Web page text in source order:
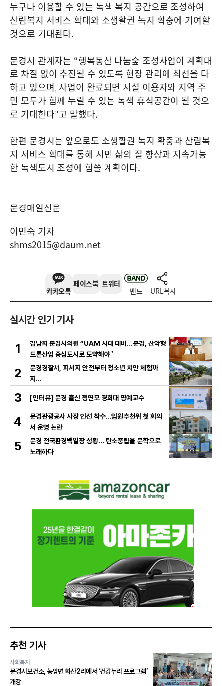
누구나 이용할 수 있는 녹색 복지 공간으로 조성하여
산림복지 서비스 확대와 소생활권 녹지 확충에 기여할
것으로 기대된다.
문경시 관계자는 “행복동산 나눔숲 조성사업이 계획대
로 차질 없이 추진될 수 있도록 현장 관리에 최선을 다
하고 있으며, 사업이 완료되면 시설 이용자와 지역 주
민 모두가 함께 누릴 수 있는 녹색 휴식공간이 될 것으
로 기대한다”고 말했다.
한편 문경시는 앞으로도 소생활권 녹지 확충과 산림복
지 서비스 확대를 통해 시민 삶의 질 향상과 지속가능
한 녹색도시 조성에 힘쓸 계획이다.
문경매일신문
이민숙 기자
shms2015@daum.net
카카오톡
페이스북 트위터
밴드 URL복사
실시간 인기 기사
1
김남희 문경시의원 “UAM 시대 대비…문경, 산악형
드론산업 중심도시로 도약해야”
2
문경경찰서, 피서지 안전부터 청소년 치안 체험까
지…
3 [인터뷰] 문경 출신 정연모 경희대 명예교수
4
문경관광공사 사장 인선 착수…임원추천위 첫 회의
서 운영 논란
5
문경 전국환경백일장 성황… 탄소중립을 문학으로
노래하다
추천 기사
사회복지
문경시보건소, 농암면 화산2리에서 ‘건강누리 프로그램’
개강